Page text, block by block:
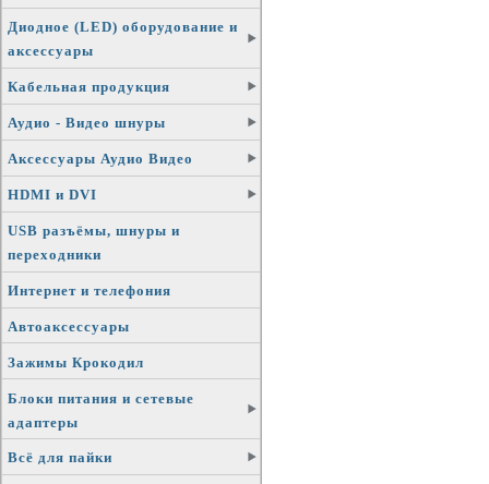
Диодное (LED) оборудование и
аксессуары
Кабельная продукция
Аудио - Видео шнуры
Аксессуары Аудио Видео
HDMI и DVI
USB разъёмы, шнуры и
переходники
Интернет и телефония
Автоаксессуары
Зажимы Крокодил
Блоки питания и сетевые
адаптеры
Всё для пайки